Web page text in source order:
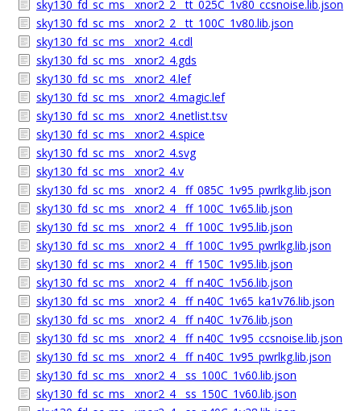
sky130_fd_sc_ms__xnor2_2__tt_025C_1v80_ccsnoise.lib.json
sky130_fd_sc_ms__xnor2_2__tt_100C_1v80.lib.json
sky130_fd_sc_ms__xnor2_4.cdl
sky130_fd_sc_ms__xnor2_4.gds
sky130_fd_sc_ms__xnor2_4.lef
sky130_fd_sc_ms__xnor2_4.magic.lef
sky130_fd_sc_ms__xnor2_4.netlist.tsv
sky130_fd_sc_ms__xnor2_4.spice
sky130_fd_sc_ms__xnor2_4.svg
sky130_fd_sc_ms__xnor2_4.v
sky130_fd_sc_ms__xnor2_4__ff_085C_1v95_pwrlkg.lib.json
sky130_fd_sc_ms__xnor2_4__ff_100C_1v65.lib.json
sky130_fd_sc_ms__xnor2_4__ff_100C_1v95.lib.json
sky130_fd_sc_ms__xnor2_4__ff_100C_1v95_pwrlkg.lib.json
sky130_fd_sc_ms__xnor2_4__ff_150C_1v95.lib.json
sky130_fd_sc_ms__xnor2_4__ff_n40C_1v56.lib.json
sky130_fd_sc_ms__xnor2_4__ff_n40C_1v65_ka1v76.lib.json
sky130_fd_sc_ms__xnor2_4__ff_n40C_1v76.lib.json
sky130_fd_sc_ms__xnor2_4__ff_n40C_1v95_ccsnoise.lib.json
sky130_fd_sc_ms__xnor2_4__ff_n40C_1v95_pwrlkg.lib.json
sky130_fd_sc_ms__xnor2_4__ss_100C_1v60.lib.json
sky130_fd_sc_ms__xnor2_4__ss_150C_1v60.lib.json